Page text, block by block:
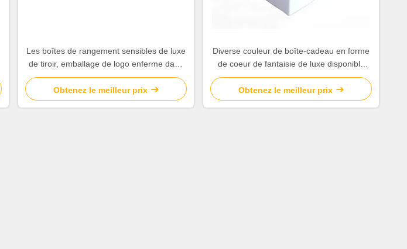
Les boîtes de rangement sensibles de luxe
de tiroir, emballage de logo enferme dans
une boîte rigide dur
Obtenez le meilleur prix
Diverse couleur de boîte-cadeau en forme
de coeur de fantaisie de luxe disponible
pour le parfum/bijoux
Obtenez le meilleur prix